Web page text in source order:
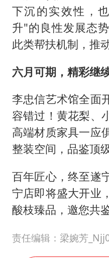
下沉的实效性，
升"的良性发展态
此类帮扶机制，推
六月可期，精彩继
李忠信艺术馆全面
容错过！黄花梨、
高端材质家具一应
整装空间，品鉴顶
百年匠心，终至遂
宁店即将盛大开业
酸枝臻品，邀您共
责任编辑：梁婉芳